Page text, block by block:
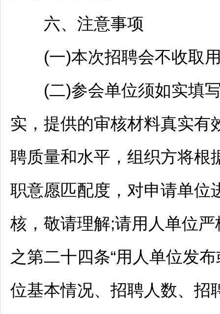
六、注意事项
(一)本次招聘会不收取
(二)参会单位须如实填写
实，提供的审核材料真实有
聘质量和水平，组织方将根
职意愿匹配度，对申请单位
核，敬请理解;请用人单位
之第二十四条“用人单位发
位基本情况、 招聘人数、 招